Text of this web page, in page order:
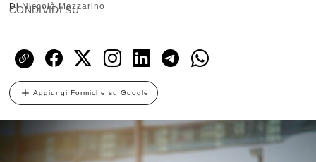
DiNiccolò Mazzarino
CONDIVIDI SU:
Aggiungi Formiche su Google